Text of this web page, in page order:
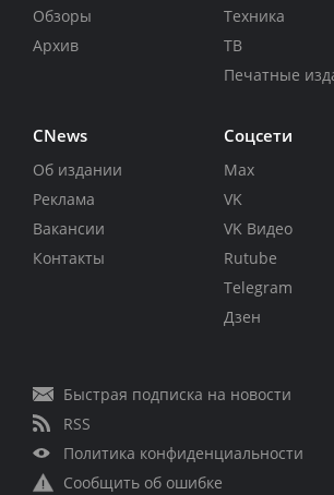
Обзоры
Архив
Техника
ТВ
Печатные
CNews
Об издании
Реклама
Вакансии
Контакты
Соцсети
Max
VK
VK Видео
Rutube
Telegram
Дзен
Быстрая подписка на новости
RSS
Политика конфиденциальности
Сообщить об ошибке